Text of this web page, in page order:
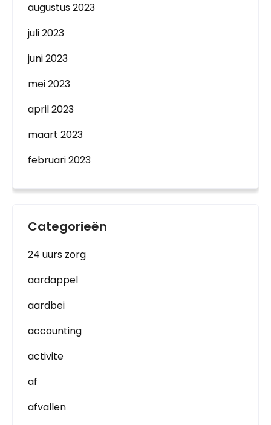
augustus 2023
juli 2023
juni 2023
mei 2023
april 2023
maart 2023
februari 2023
Categorieën
24 uurs zorg
aardappel
aardbei
accounting
activite
af
afvallen